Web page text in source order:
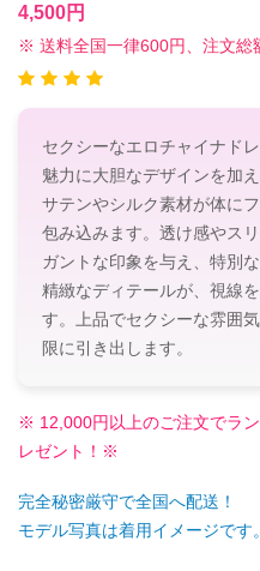
4,500円
※ 送料全国一律600円、注文
セクシーなエロチャイナド
魅力に大胆なデザインを加
サテンやシルク素材が体に
包み込みます。透け感やス
ガントな印象を与え、特別
精緻なディテールが、視線
す。上品でセクシーな雰囲
限に引き出します。
※ 12,000円以上のご注文でラ
レゼント！※
完全秘密厳守で全国へ配送！
モデル写真は着用イメージです。